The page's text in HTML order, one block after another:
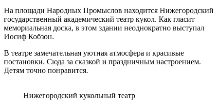
На площади Народных Промыслов находится Нижегородский
государственный академический театр кукол. Как гласит
мемориальная доска, в этом здании неоднократно выступал
Иосиф Кобзон.
В театре замечательная уютная атмосфера и красивые
постановки. Сюда за сказкой и праздничным настроением.
Детям точно понравится.
Нижегородский кукольный театр